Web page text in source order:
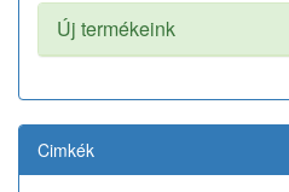
Új termékeink
Cimkék